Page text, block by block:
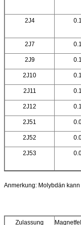
2J4
2J7
2J9
2J10
2J11
2J12
2J51
2J52
2J53
Anmerkung: Molybdän
Zulassung